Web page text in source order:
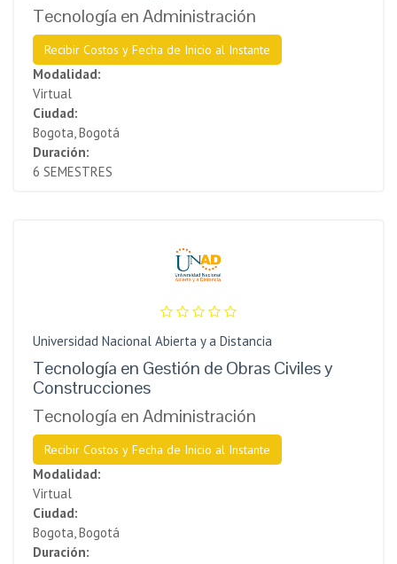
Tecnología en Administración
Recibir Costos y Fecha de Inicio al Instante
Modalidad:
Virtual
Ciudad:
Bogota, Bogotá
Duración:
6 SEMESTRES
Universidad Nacional Abierta y a Distancia
Tecnología en Gestión de Obras Civiles y
Construcciones
Tecnología en Administración
Recibir Costos y Fecha de Inicio al Instante
Modalidad:
Virtual
Ciudad:
Bogota, Bogotá
Duración: